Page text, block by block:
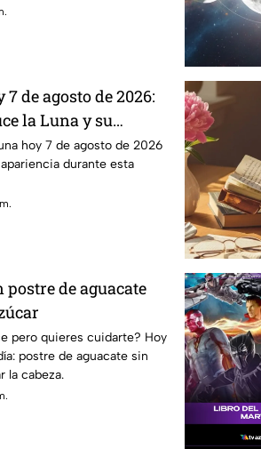
quienes se encontraban
de agosto de 2026:
la Luna y su
hoy 7 de agosto de 2026
durante esta
postre de aguacate
pero quieres cuidarte? Hoy
postre de aguacate sin
la cabeza.